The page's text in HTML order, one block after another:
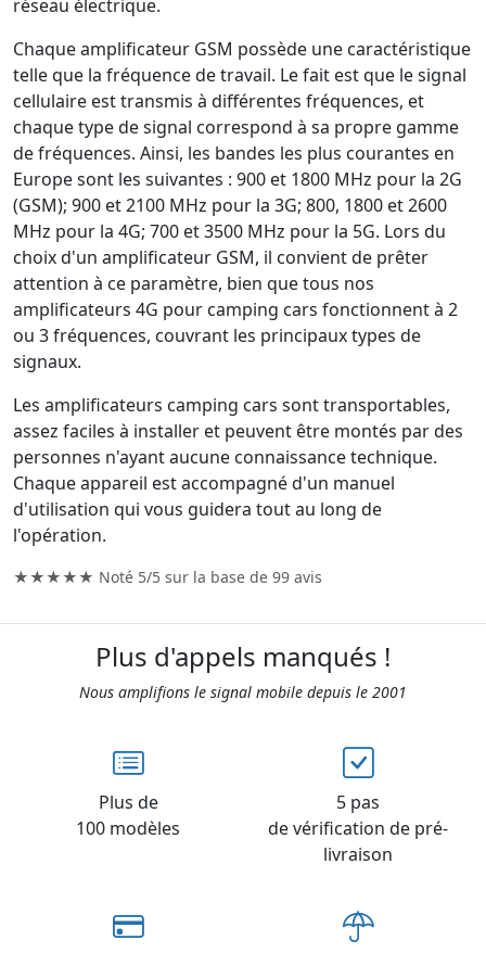
réseau électrique.
Chaque amplificateur GSM possède une caractéristique
telle que la fréquence de travail. Le fait est que le signal
cellulaire est transmis à différentes fréquences, et
chaque type de signal correspond à sa propre gamme
de fréquences. Ainsi, les bandes les plus courantes en
Europe sont les suivantes : 900 et 1800 MHz pour la 2G
(GSM); 900 et 2100 MHz pour la 3G; 800, 1800 et 2600
MHz pour la 4G; 700 et 3500 MHz pour la 5G. Lors du
choix d'un amplificateur GSM, il convient de prêter
attention à ce paramètre, bien que tous nos
amplificateurs 4G pour camping cars fonctionnent à 2
ou 3 fréquences, couvrant les principaux types de
signaux.
Les amplificateurs camping cars sont transportables,
assez faciles à installer et peuvent être montés par des
personnes n'ayant aucune connaissance technique.
Chaque appareil est accompagné d'un manuel
d'utilisation qui vous guidera tout au long de
l'opération.
★★★★★ Noté 5/5 sur la base de 99 avis
Plus d'appels manqués !
Nous amplifions le signal mobile depuis le 2001
Plus de
100 modèles
5 pas
de vérification de pré-
livraison